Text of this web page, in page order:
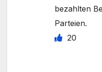
bezahlten
Parteien.
20